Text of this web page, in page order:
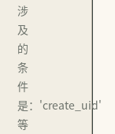
涉
及
的
条
件
是：'create_uid'
等